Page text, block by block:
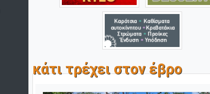
κάτι τρέχει στον έβρο